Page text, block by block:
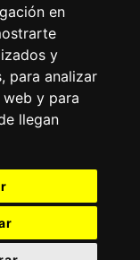
en
y
para analizar
y para
llegan